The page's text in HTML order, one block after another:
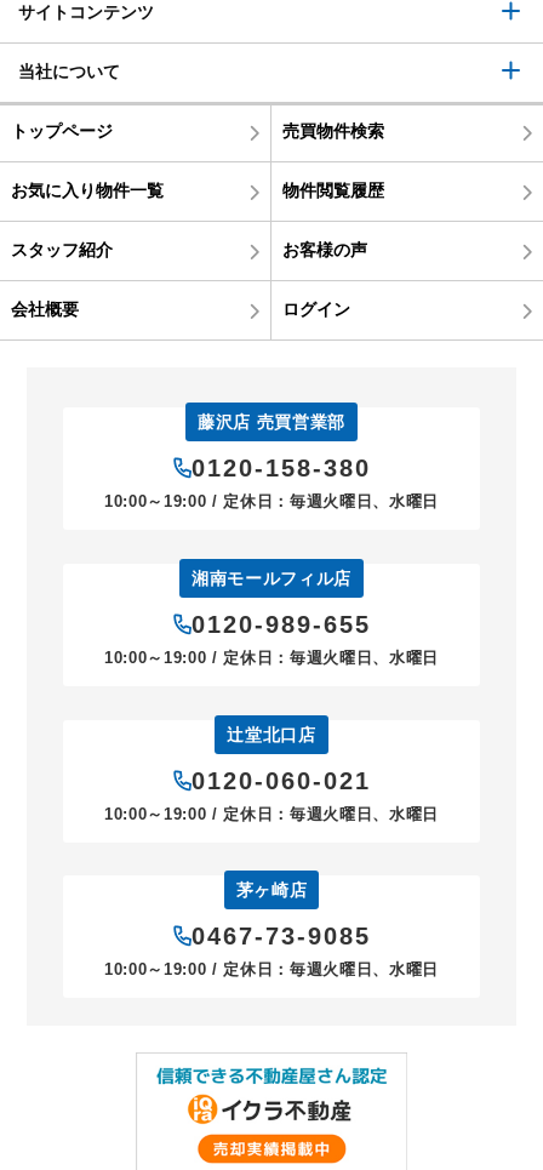
サイトコンテンツ
当社について
トップページ 売買物件検索
お気に入り物件一覧 物件閲覧履歴
スタッフ紹介 お客様の声
会社概要 ログイン
藤沢店 売買営業部
0120-158-380
10:00～19:00 / 定休日：毎週火曜日、水曜日
湘南モールフィル店
0120-989-655
10:00～19:00 / 定休日：毎週火曜日、水曜日
辻堂北口店
0120-060-021
10:00～19:00 / 定休日：毎週火曜日、水曜日
茅ヶ崎店
0467-73-9085
10:00～19:00 / 定休日：毎週火曜日、水曜日